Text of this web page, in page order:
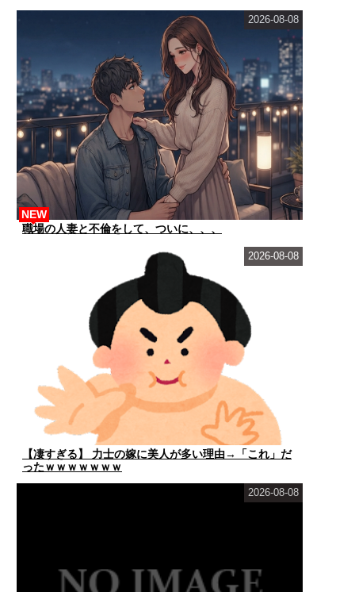
職場の人妻と不倫をして、ついに、、、
NEW
2026-08-08
【凄すぎる】 力士の嫁に美人が多い理由→「これ」だ
ったｗｗｗｗｗｗｗ
2026-08-08
2026-08-08